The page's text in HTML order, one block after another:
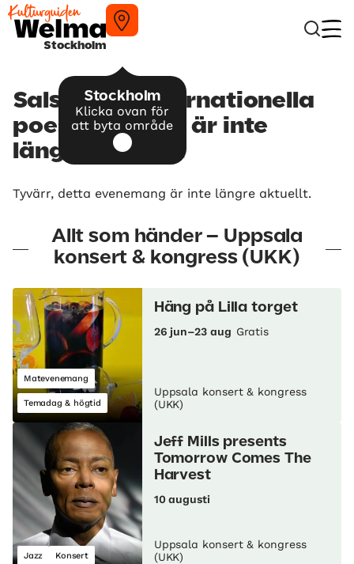
Stockholm
Stockholm
Klicka ovan för
att byta område
Salsals 9:e Internationella
poesifestival – är inte
längre aktuellt
Tyvärr, detta evenemang är inte längre aktuellt.
Allt som händer – Uppsala
konsert & kongress (UKK)
Matevenemang
Temadag & högtid
Häng på Lilla torget
26 jun–23 aug Gratis
Uppsala konsert & kongress
(UKK)
Jazz Konsert
Jeff Mills presents
Tomorrow Comes The
Harvest
10 augusti
Uppsala konsert & kongress
(UKK)